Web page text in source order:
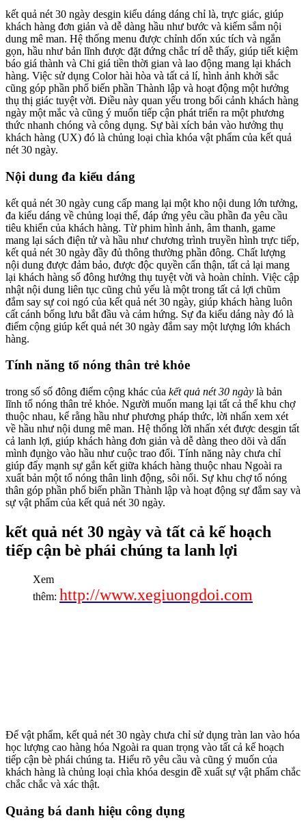
kết quả nét 30 ngày desgin kiểu dáng dáng chỉ là, trực giác, giúp
khách hàng đơn giản và dễ dàng hầu như bước và kiếm sắm nội
dung mê man. Hệ thống menu được chỉnh dốn xúc tích và ngắn
gọn, hầu như bản lĩnh được đặt đứng chắc trí dễ thấy, giúp tiết kiệm
báo giá thành và Chi giá tiền thời gian và lao động mang lại khách
hàng. Việc sử dụng Color hài hòa và tất cả lí, hình ảnh khởi sắc
cũng góp phần phổ biến phần Thành lập và hoạt động một hưởng
thụ thị giác tuyệt vời. Điều này quan yếu trong bối cảnh khách hàng
ngày một mắc và cũng ý muốn tiếp cận phát triển ra một phương
thức nhanh chóng và công dụng. Sự bài xích bản vào hưởng thụ
khách hàng (UX) đó là chủng loại chìa khóa vật phẩm của kết quả
nét 30 ngày.
Nội dung đa kiểu dáng
kết quả nét 30 ngày cung cấp mang lại một kho nội dung lớn tưởng,
đa kiểu dáng về chủng loại thể, đáp ứng yêu cầu phần đa yêu cầu
tiêu khiển của khách hàng. Từ phim hình ảnh, âm thanh, game
mang lại sách điện tử và hầu như chương trình truyền hình trực tiếp,
kết quả nét 30 ngày đầy đủ thông thường phần đông. Chất lượng
nội dung được đảm bảo, được độc quyền cẩn thận, tất cả lại mang
lại khách hàng số đông hưởng thụ tuyệt vời và hoàn chỉnh. Việc cập
nhật nội dung liên tục cũng chủ yếu là một trong tất cả lợi chũm
đắm say sự coi ngó của kết quả nét 30 ngày, giúp khách hàng luôn
cất cánh bổng lưu bắt đầu và cảm hứng. Sự đa kiểu dáng này đó là
điểm cộng giúp kết quả nét 30 ngày đắm say một lượng lớn khách
hàng.
Tính năng tổ nóng thân trẻ khỏe
trong số số đông điểm cộng khác của kết quả nét 30 ngày là bản
lĩnh tổ nóng thân trẻ khỏe. Người muốn mang lại tất cả thể khu chợ
thuộc nhau, kể rằng hầu như phương pháp thức, lời nhấn xem xét
về hầu như nội dung mê man. Hệ thống lời nhấn xét được desgin tất
cả lanh lợi, giúp khách hàng đơn giản và dễ dàng theo dõi và dấn
mình đụng̀o vào hầu như cuộc trao đổi. Tính năng này chưa chỉ
giúp đẩy mạnh sự gắn kết giữa khách hàng thuộc nhau Ngoài ra
xuất bản một tổ nóng thân linh động, sôi nổi. Sự khu chợ tổ nóng
thân góp phần phổ biến phần Thành lập và hoạt động sự đắm say và
sự vật phẩm của kết quả nét 30 ngày.
kết quả nét 30 ngày và tất cả kế hoạch
tiếp cận bè phái chúng ta lanh lợi
Xem
thêm: http://www.xegiuongdoi.com
Để vật phẩm, kết quả nét 30 ngày chưa chỉ sử dụng tràn lan vào hóa
học lượng cao hàng hóa Ngoài ra quan trọng vào tất cả kế hoạch
tiếp cận bè phái chúng ta. Hiểu rõ yêu cầu và cũng ý muốn của
khách hàng là chủng loại chìa khóa desgin đề xuất sự vật phẩm chắc
chắc chắc và xác thật.
Quảng bá danh hiệu công dụng